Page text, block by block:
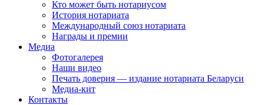
Кто может быть нотариусом
История нотариата
Международный союз нотариата
Награды и премии
Медиа
Фотогалерея
Наши видео
Печать доверия — издание нотариата Беларуси
Медиа-кит
Контакты